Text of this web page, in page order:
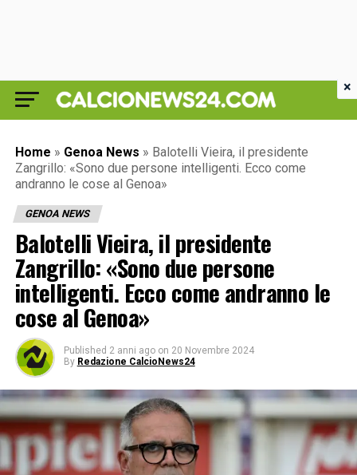
Home » Genoa News » Balotelli Vieira, il presidente
Zangrillo: «Sono due persone intelligenti. Ecco come
andranno le cose al Genoa»
GENOA NEWS
Balotelli Vieira, il presidente
Zangrillo: «Sono due persone
intelligenti. Ecco come andranno le
cose al Genoa»
Published 2 anni ago on 20 Novembre 2024
By Redazione CalcioNews24
×